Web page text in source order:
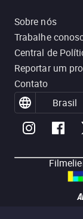
Sobre nós
Trabalhe
Central de
Reportar um
Contato
Brasil